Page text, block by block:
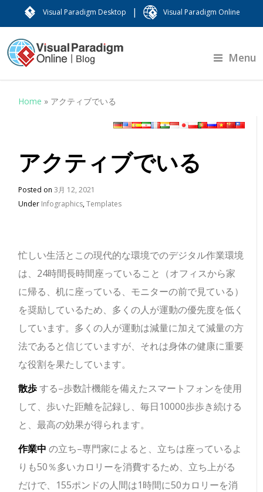
Visual Paradigm Desktop | Visual Paradigm Online
Menu
Home » アクティブでいる
アクティブでいる
Posted on3月 12, 2021
Under Infographics,Templates
忙しい生活とこの現代的な環境でのデジタル作業環境
は、24時間長時間座っていること（オフィスから家
に帰る、机に座っている、モニターの前で見ている）
を奨励しているため、多くの人が運動の優先度を低く
しています。多くの人が運動は減量に加えて減量の方
法であると信じていますが、それは身体の健康に重要
な役割を果たしています。
散歩する–歩数計機能を備えたスマートフォンを使用
して、歩いた距離を記録し、毎日10000歩歩き続ける
と、最高の効果が得られます。
作業中 の立ち–専門家によると、立ちは座っているよ
りも50％多いカロリーを消費するため、立ち上がる
だけで、155ポンドの人間は1時間に50カロリーを消